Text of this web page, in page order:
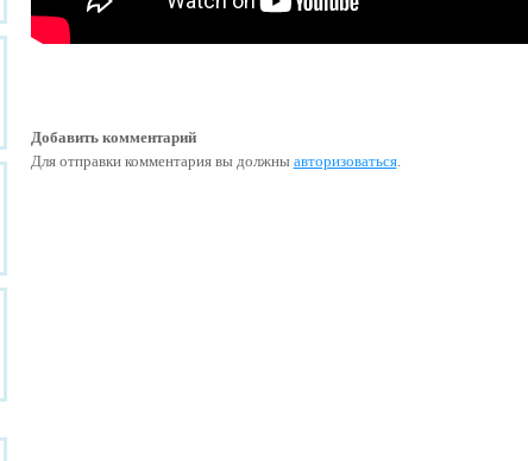
Добавить комментарий
Для отправки комментария вы должны авторизоваться.